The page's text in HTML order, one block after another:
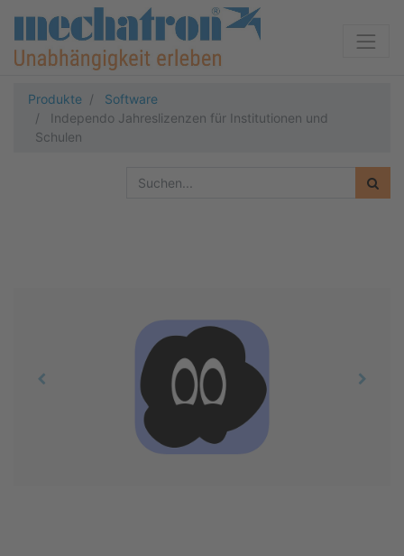
Produkte
Software
Independo Jahreslizenzen für Institutionen und
Schulen